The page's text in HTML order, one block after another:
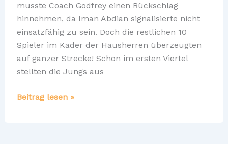
musste Coach Godfrey einen Rückschlag
hinnehmen, da Iman Abdian signalisierte nicht
einsatzfähig zu sein. Doch die restlichen 10
Spieler im Kader der Hausherren überzeugten
auf ganzer Strecke! Schon im ersten Viertel
stellten die Jungs aus
Oberliga-
Beitrag lesen »